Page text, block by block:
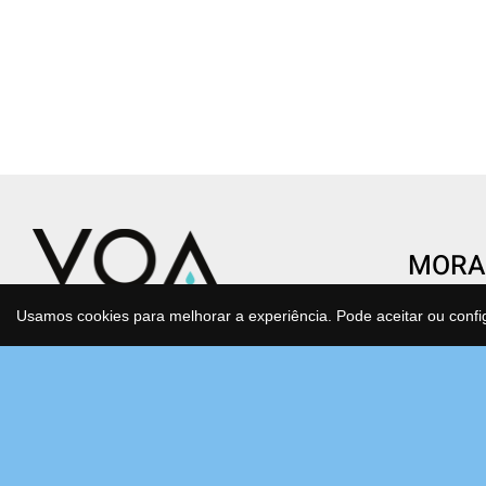
Transforme o gesto de beber água
Usamos cookies para melhorar a experiência. Pode aceitar ou